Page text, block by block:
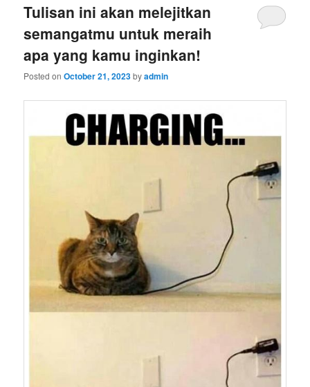
Tulisan ini akan melejitkan
semangatmu untuk meraih
apa yang kamu inginkan!
Posted onOctober 21, 2023byadmin